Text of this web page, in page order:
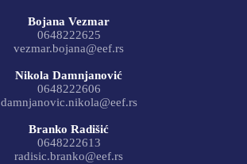
Bojana Vezmar
0648222625
vezmar.bojana@eef.rs
Nikola Damnjanović
0648222606
damnjanovic.nikola@eef.rs
Branko Radišić
0648222613
radisic.branko@eef.rs